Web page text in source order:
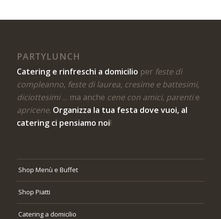
PARTYLUNCH
Catering e rinfreschi a domicilio per feste di
compleanno, feste di laurea, cresime e battesimi,
diciottesimi… ma anche cene con amici, parentie
apricene. Organizza la tua festa dove vuoi, al
catering ci pensiamo noi!
Shop Menù e Buffet
Shop Piatti
Catering a domicilio